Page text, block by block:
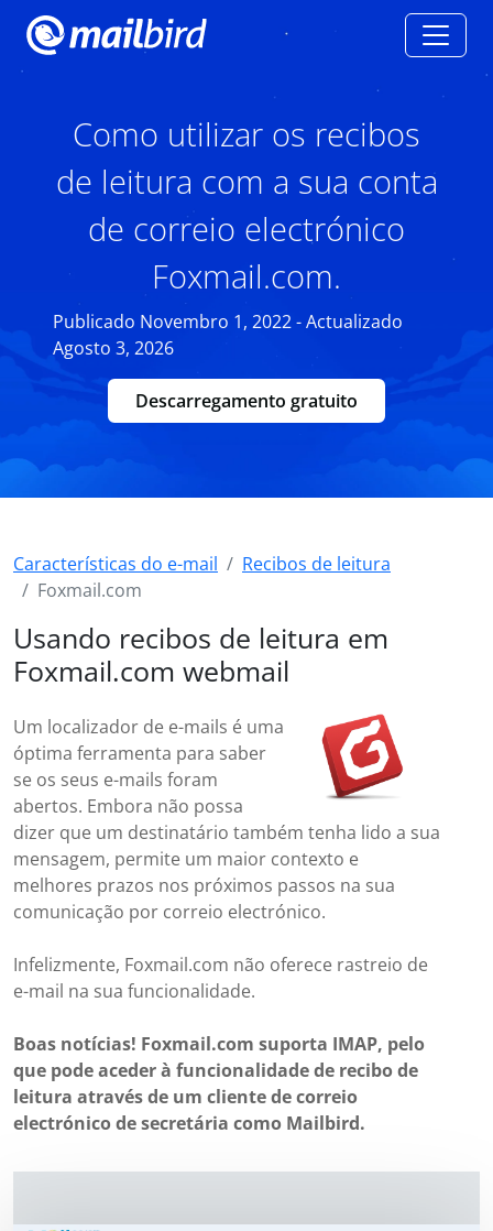
Como utilizar os recibos
de leitura com a sua conta
de correio electrónico
Foxmail.com.
Publicado Novembro 1, 2022 - Actualizado
Agosto 3, 2026
Descarregamento gratuito
Características do e-mail
Recibos de leitura
Foxmail.com
Usando recibos de leitura em
Foxmail.com webmail
Um localizador de e-mails é uma
óptima ferramenta para saber
se os seus e-mails foram
abertos. Embora não possa
dizer que um destinatário também tenha lido a sua
mensagem, permite um maior contexto e
melhores prazos nos próximos passos na sua
comunicação por correio electrónico.
Infelizmente, Foxmail.com não oferece rastreio de
e-mail na sua funcionalidade.
Boas notícias! Foxmail.com suporta IMAP, pelo
que pode aceder à funcionalidade de recibo de
leitura através de um cliente de correio
electrónico de secretária como Mailbird.